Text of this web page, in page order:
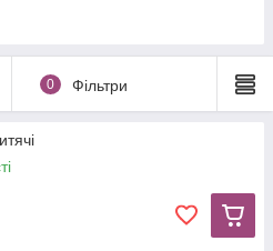
0 Фільтри